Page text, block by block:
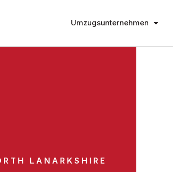
Umzugsunternehmen
LANARKSHIRE